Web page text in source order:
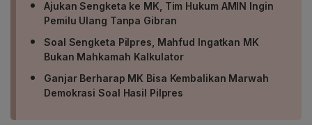
Ajukan Sengketa ke MK, Tim Hukum AMIN Ingin
Pemilu Ulang Tanpa Gibran
Soal Sengketa Pilpres, Mahfud Ingatkan MK
Bukan Mahkamah Kalkulator
Ganjar Berharap MK Bisa Kembalikan Marwah
Demokrasi Soal Hasil Pilpres